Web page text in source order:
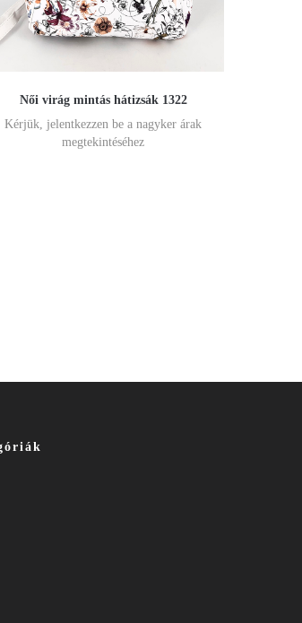
Női virág mintás hátizsák 1322
Kérjük, jelentkezzen be a nagyker árak
megtekintéséhez